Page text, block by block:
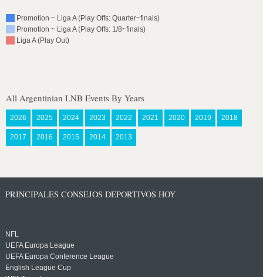
Promotion ~ Liga A (Play Offs: Quarter~finals)
Promotion ~ Liga A (Play Offs: 1/8~finals)
Liga A (Play Out)
All Argentinian LNB Events By Years
2026 2025 2024 2023 2022 2021 2020 2019 2018
2017 2016 2015 2014 2013
PRINCIPALES CONSEJOS DEPORTIVOS HOY
NFL
UEFA Europa League
UEFA Europa Conference League
English League Cup